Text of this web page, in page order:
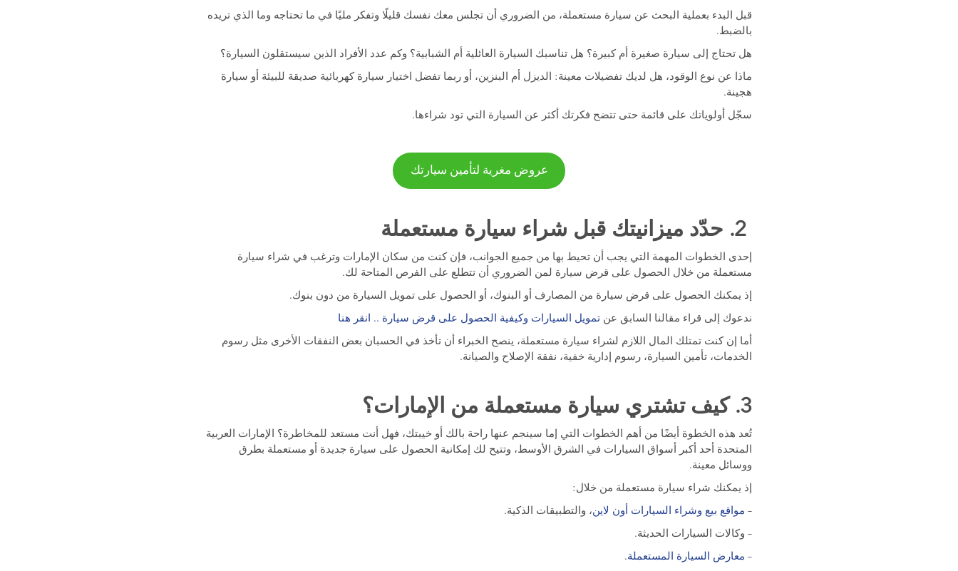
قبل البدء بعملية البحث عن سيارة مستعملة، من الضروري أن تجلس معك نفسك قليلًا وتفكر مليًا في ما تحتاجه وما الذي تريده
بالضبط.
هل تحتاج إلى سيارة صغيرة أم كبيرة؟ هل تناسبك السيارة العائلية أم الشبابية؟ وكم عدد الأفراد الذين سيستقلون السيارة؟
ماذا عن نوع الوقود، هل لديك تفضيلات معينة: الديزل أم البنزين، أو ربما تفضل اختيار سيارة كهربائية صديقة للبيئة أو سيارة
هجينة.
سجّل أولوياتك على قائمة حتى تتضح فكرتك أكثر عن السيارة التي تود شراءها.
عروض مغرية لتأمين سيارتك
إحدى الخطوات المهمة التي يجب أن تحيط بها من جميع الجوانب، فإن كنت من سكان الإمارات وترغب في شراء سيارة
مستعملة من خلال الحصول على قرض سيارة لمن الضروري أن تتطلع على الفرص المتاحة لك.
إذ يمكنك الحصول على قرض سيارة من المصارف أو البنوك، أو الحصول على تمويل السيارة من دون بنوك.
ندعوك إلى قراء مقالنا السابق عن تمويل السيارات وكيفية الحصول على قرض سيارة .. انقر هنا
أما إن كنت تمتلك المال اللازم لشراء سيارة مستعملة، ينصح الخبراء أن تأخذ في الحسبان بعض النفقات الأخرى مثل رسوم
الخدمات، تأمين السيارة، رسوم إدارية خفية، نفقة الإصلاح والصيانة.
3. كيف تشتري سيارة مستعملة من الإمارات؟
تُعد هذه الخطوة أيضًا من أهم الخطوات التي إما سينجم عنها راحة بالك أو خيبتك، فهل أنت مستعد للمخاطرة؟ الإمارات العربية
المتحدة أحد أكبر أسواق السيارات في الشرق الأوسط، وتتيح لك إمكانية الحصول على سيارة جديدة أو مستعملة بطرق
ووسائل معينة.
إذ يمكنك شراء سيارة مستعملة من خلال:
– مواقع بيع وشراء السيارات أون لاين، والتطبيقات الذكية.
– وكالات السيارات الحديثة.
– معارض السيارة المستعملة.